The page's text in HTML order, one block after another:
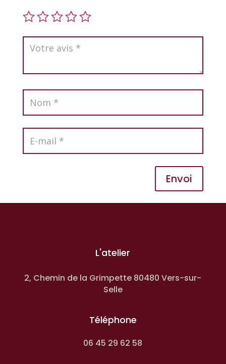
Envoi
L'atelier
2, Chemin de la Grimpette 80480 Vers-sur-
Selle
Téléphone
06 45 29 62 58